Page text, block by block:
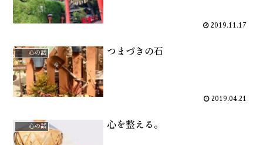
2019.11.17
心の話 つまづきの石
2019.04.21
心の話 心を整える。